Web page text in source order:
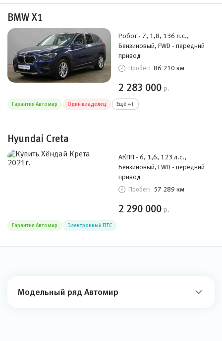
BMW X1
Робот - 7, 1,8, 136 л.с.,
Бензиновый, FWD - передний
привод
Пробег: 86 210 км
2 283 000 р.
Гарантия Автомир Один владелец Ещё +1
Hyundai Creta
АКПП - 6, 1,6, 123 л.с.,
Бензиновый, FWD - передний
привод
Пробег: 57 289 км
2 290 000 р.
Гарантия Автомир Электронный ПТС
Модельный ряд Автомир